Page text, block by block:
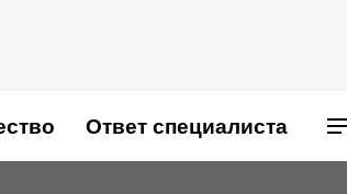
Ответ специалиста